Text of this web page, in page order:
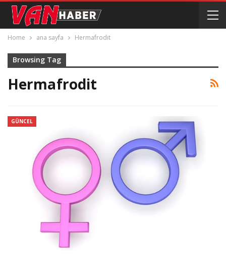
Home ana sayfa Hermafrodit
Browsing Tag
Hermafrodit
GÜNCEL